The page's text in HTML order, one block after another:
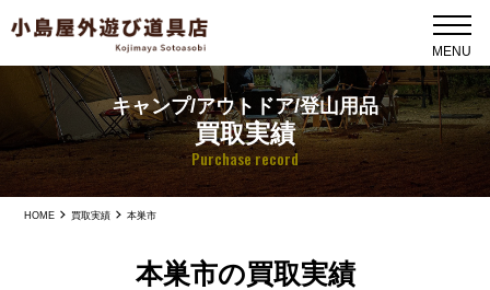
キャンプ/アウトドア/登山用品
買取実績
Purchase record
HOME 買取実績 本巣市
本巣市の買取実績